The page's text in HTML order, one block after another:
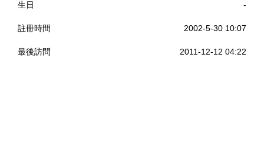
生日 -
註冊時間 2002-5-30 10:07
最後訪問 2011-12-12 04:22